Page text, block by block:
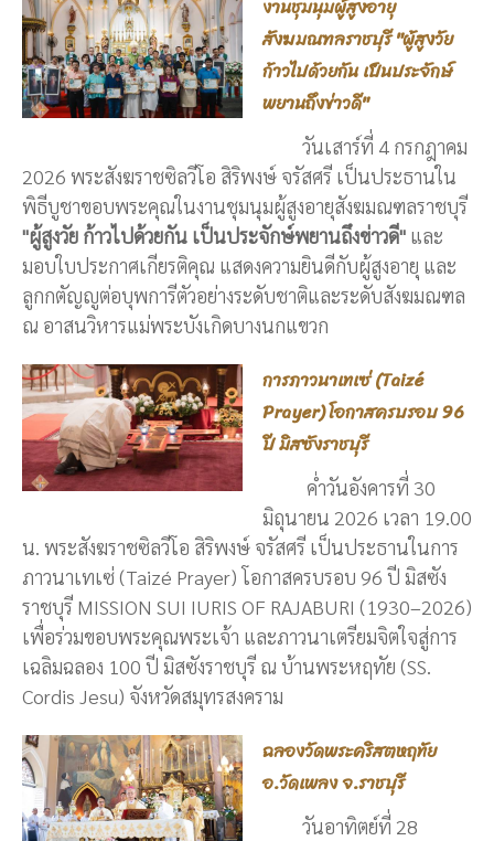
งานชุมนุมผู้สูงอายุ
สังฆมณฑลราชบุรี "ผู้สูงวัย
ก้าวไปด้วยกัน เป็นประจักษ์
พยานถึงข่าวดี"
วันเสาร์ที่ 4 กรกฎาคม
2026 พระสังฆราชซิลวีโอ สิริพงษ์ จรัสศรี เป็นประธานใน
พิธีบูชาขอบพระคุณในงานชุมนุมผู้สูงอายุสังฆมณฑลราชบุรี
"ผู้สูงวัย ก้าวไปด้วยกัน เป็นประจักษ์พยานถึงข่าวดี" และ
มอบใบประกาศเกียรติคุณ แสดงความยินดีกับผู้สูงอายุ และ
ลูกกตัญญูต่อบุพการีตัวอย่างระดับชาติและระดับสังฆมณฑล
ณ อาสนวิหารแม่พระบังเกิดบางนกแขวก
การภาวนาเทเซ่ (Taizé
Prayer) โอกาสครบรอบ 96
ปี มิสซังราชบุรี
ค่ำวันอังคารที่ 30
มิถุนายน 2026 เวลา 19.00
น. พระสังฆราชซิลวีโอ สิริพงษ์ จรัสศรี เป็นประธานในการ
ภาวนาเทเซ่ (Taizé Prayer) โอกาสครบรอบ 96 ปี มิสซัง
ราชบุรี MISSION SUI IURIS OF RAJABURI (1930–2026)
เพื่อร่วมขอบพระคุณพระเจ้า และภาวนาเตรียมจิตใจสู่การ
เฉลิมฉลอง 100 ปี มิสซังราชบุรี ณ บ้านพระหฤทัย (SS.
Cordis Jesu) จังหวัดสมุทรสงคราม
ฉลองวัดพระคริสตหฤทัย
อ.วัดเพลง จ.ราชบุรี
วันอาทิตย์ที่ 28